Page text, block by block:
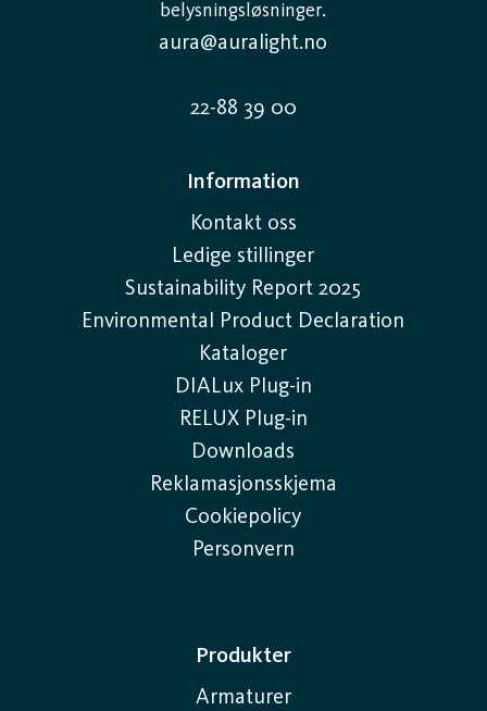
belysningsløsninger.
aura@auralight.no
22-88 39 00
Information
Kontakt oss
Ledige stillinger
Sustainability Report 2025
Environmental Product Declaration
Kataloger
DIALux Plug-in
RELUX Plug-in
Downloads
Reklamasjonsskjema
Cookiepolicy
Personvern
Produkter
Armaturer